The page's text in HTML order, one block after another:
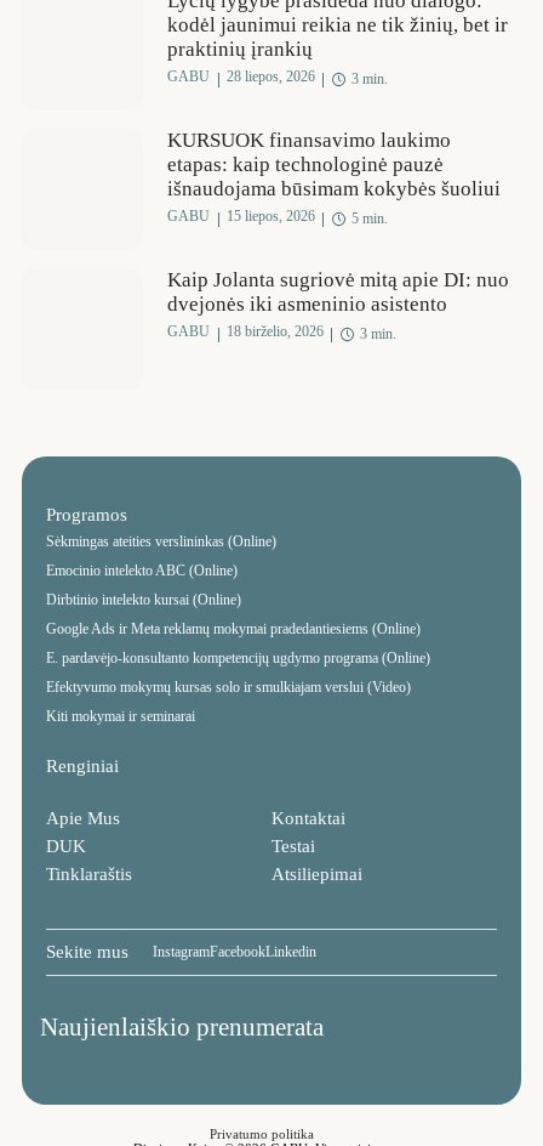
kodėl jaunimui reikia ne tik žinių, bet ir
praktinių įrankių
GABU 28 liepos, 2026 3 min.
KURSUOK finansavimo laukimo
etapas: kaip technologinė pauzė
išnaudojama būsimam kokybės šuoliui
GABU 15 liepos, 2026 5 min.
Kaip Jolanta sugriovė mitą apie DI: nuo
dvejonės iki asmeninio asistento
GABU 18 birželio, 2026 3 min.
Programos
Sėkmingas ateities verslininkas (Online)
Emocinio intelekto ABC (Online)
Dirbtinio intelekto kursai (Online)
Google Ads ir Meta reklamų mokymai pradedantiesiems (Online)
E. pardavėjo-konsultanto kompetencijų ugdymo programa (Online)
Efektyvumo mokymų kursas solo ir smulkiajam verslui (Video)
Kiti mokymai ir seminarai
Renginiai
Apie Mus
Kontaktai
DUK
Testai
Tinklaraštis
Atsiliepimai
Sekite mus InstagramFacebookLinkedin
Naujienlaiškio prenumerata
Privatumo politika